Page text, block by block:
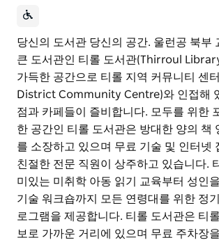
당신의 도서관 당신의 공간. 울런공 북부
큰 도서관인 티롤 도서관(Thirroul
가득한 공간으로 티롤 지역 커뮤니티 센
District Community Centre)와 인접해
점과 카페들이 즐비합니다. 모두를 위한
한 공간인 티롤 도서관은 방대한 양의 책
를 소장하고 있으며 무료 기술 및 인터넷
친절한 전문 직원이 상주하고 있습니다.
미있는 미취학 아동 읽기 교육부터 성인
기술 워크숍까지 모든 연령대를 위한 정
로그램을 제공합니다. 티롤 도서관은 티
보로 가까운 거리에 있으며 무료 주차장